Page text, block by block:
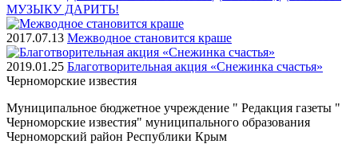
МУЗЫКУ ДАРИТЬ!
2017.07.13 Межводное становится краше
2019.01.25 Благотворительная акция «Снежинка счастья»
Черноморские известия
Муниципальное бюджетное учреждение " Редакция газеты "
Черноморские известия" муниципального образования
Черноморский район Республики Крым